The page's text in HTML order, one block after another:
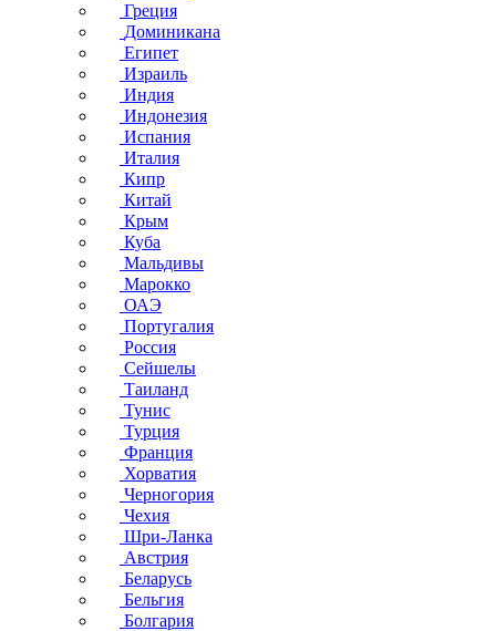
Греция
Доминикана
Египет
Израиль
Индия
Индонезия
Испания
Италия
Кипр
Китай
Крым
Куба
Мальдивы
Марокко
ОАЭ
Португалия
Россия
Сейшелы
Таиланд
Тунис
Турция
Франция
Хорватия
Черногория
Чехия
Шри-Ланка
Австрия
Беларусь
Бельгия
Болгария